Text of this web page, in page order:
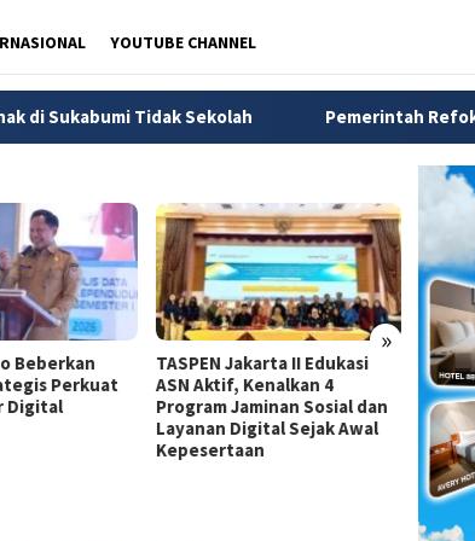
YOUTUBE CHANNEL
Sekolah Pemerintah Refokus Program
»
Beberkan
Perkuat
Digital
TASPEN Jakarta II Edukasi
ASN Aktif, Kenalkan 4
Program Jaminan Sosial dan
Layanan Digital Sejak Awal
Kepesertaan
Jadi